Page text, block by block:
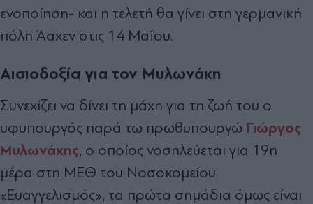
ενοποίηση- και η τελετή θα γίνει στη γερμανική
πόλη Άαχεν στις 14 Μαΐου.
Αισιοδοξία για τον Μυλωνάκη
Συνεχίζει να δίνει τη μάχη για τη ζωή του ο
υφυπουργός παρά τω πρωθυπουργώ Γιώργος
Μυλωνάκης, ο οποίος νοσηλεύεται για 19η
μέρα στη ΜΕΘ του Νοσοκομείου
«Ευαγγελισμός», τα πρώτα σημάδια όμως είναι